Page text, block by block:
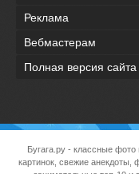
Реклама
Вебмастерам
Полная версия сайта
Бугага.ру- классные фото
картинок, свежие анекдоты,